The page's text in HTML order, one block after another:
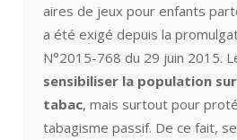
aires de jeux pour enfants
a été exigé depuis la
N°2015-768 du 29 juin 2015.
sensibiliser la population
tabac, mais surtout pour
tabagisme passif. De ce fait,